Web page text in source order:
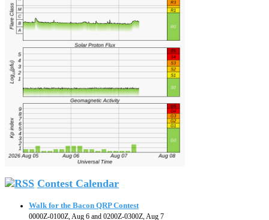
Contest Calendar
Walk for the Bacon QRP Contest
0000Z-0100Z, Aug 6 and 0200Z-0300Z, Aug 7